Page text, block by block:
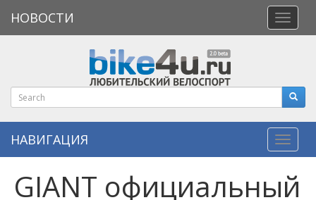
меню
НОВОСТИ
НАВИГАЦИЯ
GIANT официальный